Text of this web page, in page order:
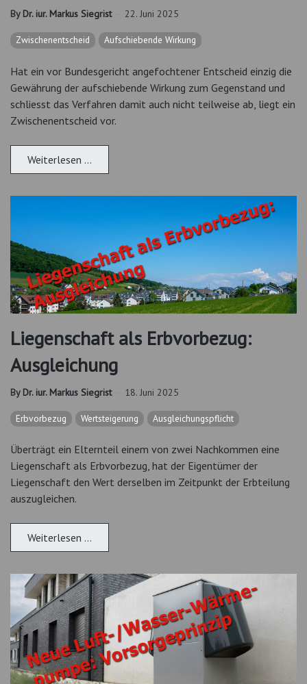
By Dr. iur. Markus Siegrist 22. Juni 2025
Zwischenentscheid Aufschiebende Wirkung
Hat ein vor Bundesgericht angefochtener Entscheid einzig die
Gewährung der aufschiebende Wirkung zum Gegenstand und
schliesst das Verfahren damit auch nicht teilweise ab, liegt ein
Zwischenentscheid vor.
Weiterlesen …
Liegenschaft als Erbvorbezug:
Ausgleichung
By Dr. iur. Markus Siegrist 18. Juni 2025
Erbvorbezug Wertsteigerung Ausgleichungspflicht
Überträgt ein Elternteil einem von zwei Nachkommen eine
Liegenschaft als Erbvorbezug, hat der Eigentümer der
Liegenschaft den Wert derselben im Zeitpunkt der Erbteilung
auszugleichen.
Weiterlesen …